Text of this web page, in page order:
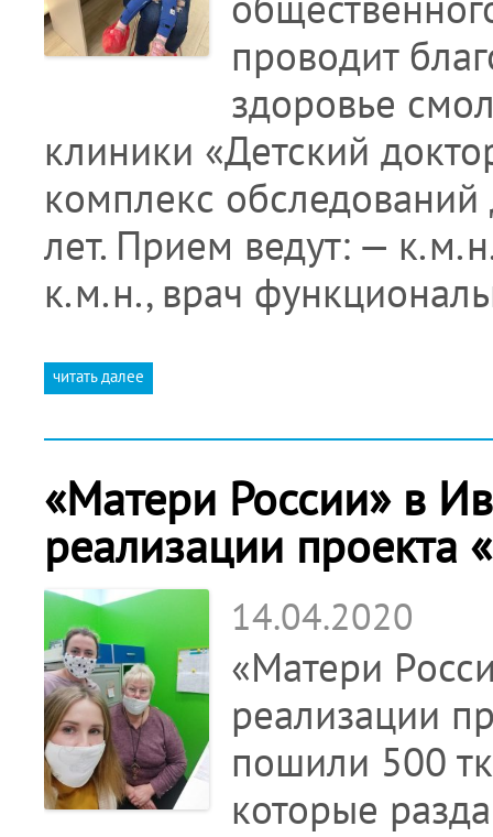
проводит
здоровье
клиники «Детский
комплекс
лет. Прием ведут: —
к.м.н., врач
читать далее
«Матери России» в
реализации проекта
14.04.2020
«Матери
реализации
пошили 500
которые